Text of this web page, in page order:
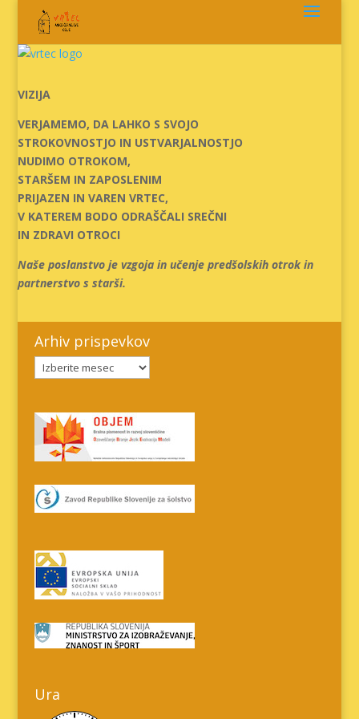
vsebino
VIZIJA
VERJAMEMO, DA LAHKO S SVOJO
STROKOVNOSTJO IN USTVARJALNOSTJO
NUDIMO OTROKOM,
STARŠEM IN ZAPOSLENIM
PRIJAZEN IN VAREN VRTEC,
V KATEREM BODO ODRAŠČALI SREČNI
IN ZDRAVI OTROCI
Naše poslanstvo je vzgoja in učenje predšolskih otrok in
partnerstvo s starši.
Arhiv prispevkov
Arhiv
prispevkov
Ura